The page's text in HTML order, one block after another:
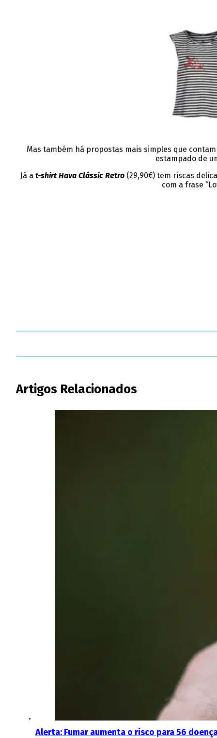
Mas também há propostas mais simples que
estampado de
Já a t-shirt Hava Clássic Retro(29,90€) tem riscas
com a frase
Artigos Relacionados
Alerta: Fumar aumenta o risco para 56